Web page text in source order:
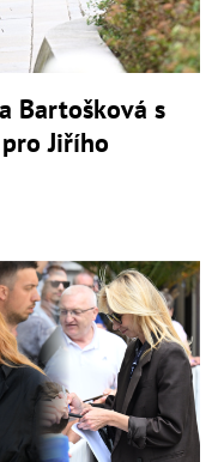
Bartošková s
Jiřího